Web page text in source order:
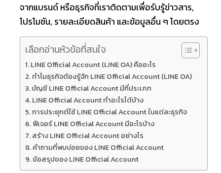
จากแบรนด์ หรือธุรกิจที่เราติดตามเพื่อรับรู้ข่าวสาร,
โปรโมชัน, รายละเอียดสินค้า และข้อมูลอื่น ๆ โดยตรง
เลือกอ่านหัวข้อที่สนใจ
LINE Official Account (LINE OA) คืออะไร
ทำไมธุรกิจต้องรู้จัก LINE Official Account (LINE OA)
บัญชี LINE Official Account มีกี่ประเภท
LINE Official Account ทำอะไรได้บ้าง
การประยุกต์ใช้ LINE Official Account ในแต่ละธุรกิจ
ฟีเจอร์ LINE Official Account มีอะไรบ้าง
สร้าง LINE Official Account อย่างไร
คำถามที่พบบ่อยของ LINE Official Account
ข้อสรุปของ LINE Official Account